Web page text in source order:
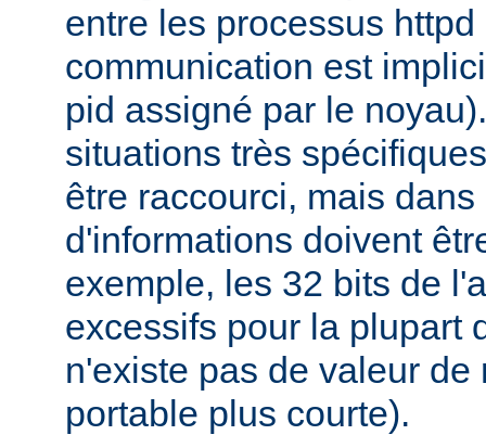
entre les processus
communication est
pid assigné par le
situations très
être raccourci, mais
d'informations doivent
exemple, les 32 bits de
excessifs pour la plupart
n'existe pas de valeur de
portable plus courte).